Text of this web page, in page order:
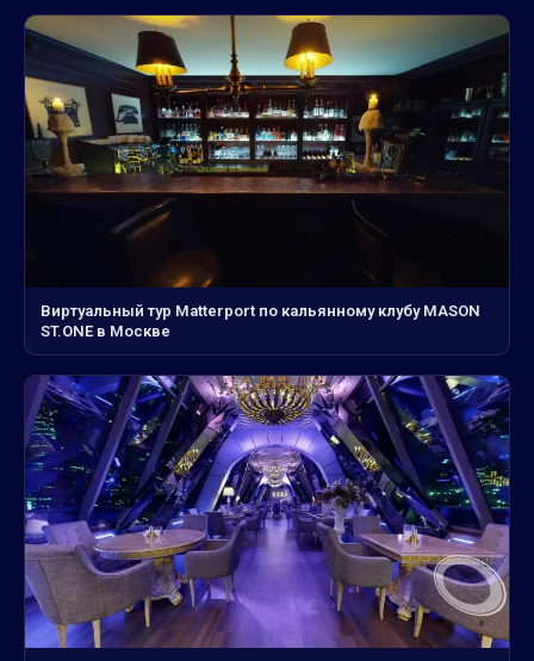
Виртуальный тур Matterport по кальянному клубу MASON
ST.ONE в Москве